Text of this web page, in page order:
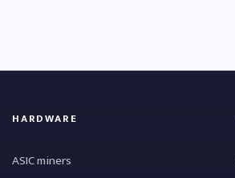
HARDWARE
ASIC miners